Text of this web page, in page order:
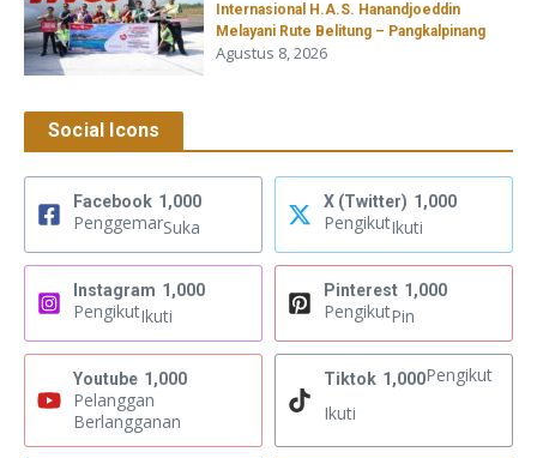
Internasional H.A.S. Hanandjoeddin
Melayani Rute Belitung – Pangkalpinang
Agustus 8, 2026
Social Icons
Facebook 1,000
PenggemarSuka
X (Twitter) 1,000
PengikutIkuti
Instagram 1,000
PengikutIkuti
Pinterest 1,000
PengikutPin
Youtube 1,000
Pelanggan
Berlangganan
Tiktok 1,000Pengikut
Ikuti